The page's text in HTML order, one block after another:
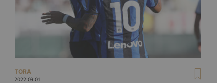
TORA
2022.09.01